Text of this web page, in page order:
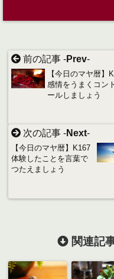
前の記事 -Prev-
【今日のマヤ暦】
感情をうまくコン
ールしましょう
次の記事 -Next-
【今日のマヤ暦】K167
体験したことを言葉で
つたえましょう
関連記